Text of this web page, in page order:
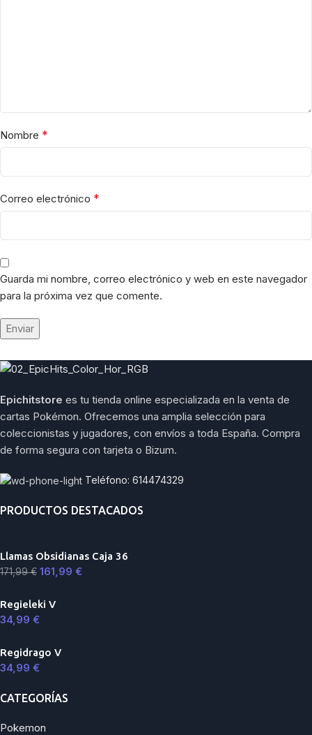
Nombre *
Correo electrónico *
Guarda mi nombre, correo electrónico y web en este navegador
para la próxima vez que comente.
Epichitstore es tu tienda online especializada en la venta de
cartas Pokémon. Ofrecemos una amplia selección para
coleccionistas y jugadores, con envíos a toda España. Compra
de forma segura con tarjeta o Bizum.
Teléfono: 614474329
PRODUCTOS DESTACADOS
Llamas Obsidianas Caja 36
171,99€ 161,99 €
Regieleki V
34,99 €
Regidrago V
34,99 €
CATEGORÍAS
Pokemon